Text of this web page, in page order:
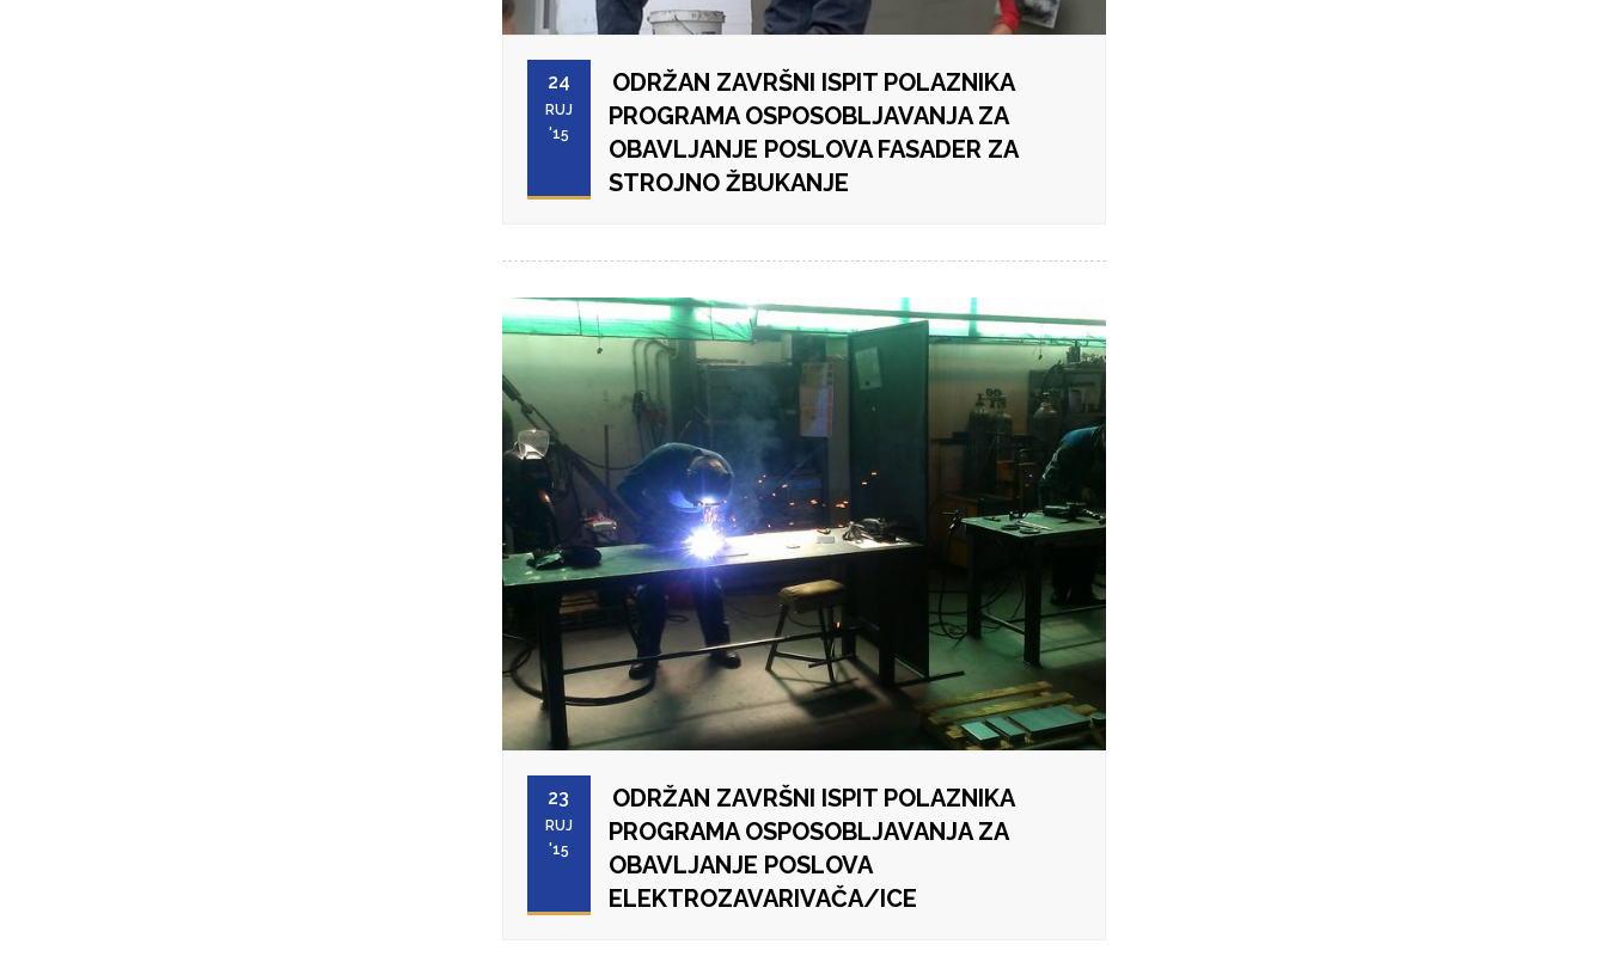
24
RUJ
'15
ODRŽAN ZAVRŠNI ISPIT POLAZNIKA
PROGRAMA OSPOSOBLJAVANJA ZA
OBAVLJANJE POSLOVA FASADER ZA
STROJNO ŽBUKANJE
23
RUJ
'15
ODRŽAN ZAVRŠNI ISPIT POLAZNIKA
PROGRAMA OSPOSOBLJAVANJA ZA
OBAVLJANJE POSLOVA
ELEKTROZAVARIVAČA/ICE